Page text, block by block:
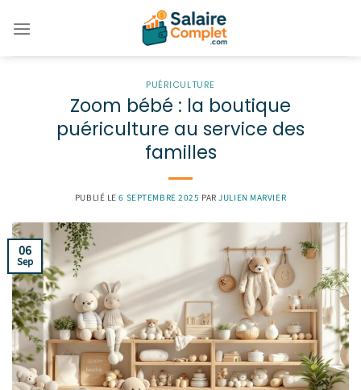
PUÉRICULTURE
Zoom bébé : la boutique
puériculture au service des
familles
PUBLIÉ LE6 SEPTEMBRE 2025 PARJULIEN MARVIER
06
Sep